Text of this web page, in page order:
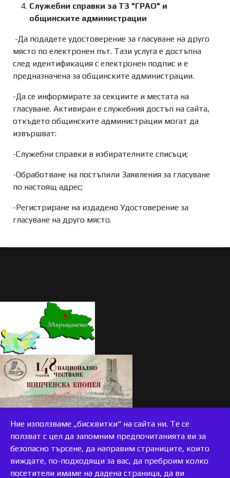
Служебни справки за ТЗ "ГРАО" и
общинските администрации
-Да подадете удостоверение за гласуване на друго
място по електронен път. Тази услуга е достъпна
след идентификация с електронен подпис и е
предназначена за общинските администрации.
-Да се информирате за секциите и местата на
гласуване. Активиран е служебния достъп на сайта,
откъдето общинските администрации могат да
извършват:
-Служебни справки в избирателните списъци;
-Обработване на постъпили Заявления за гласуване
по настоящ адрес;
-Регистриране на издадено Удостоверение за
гласуване на друго място.
Ние използваме „бисквитки“ на сайта ни. Те се
ползват с цел да запомним предпочитанията ви за
безопасно търсене, да направим страниците, които
виждате, по-подходящи за вас, да преброим колко
посетители имаме на дадена страница, да ви